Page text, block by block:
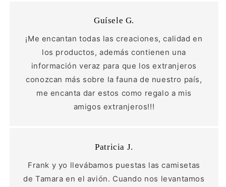
Guísele G.
¡Me encantan todas las creaciones, calidad en
los productos, además contienen una
información veraz para que los extranjeros
conozcan más sobre la fauna de nuestro país,
me encanta dar estos como regalo a mis
amigos extranjeros!!!
Patricia J.
Frank y yo llevábamos puestas las camisetas
de Tamara en el avión. Cuando nos levantamos